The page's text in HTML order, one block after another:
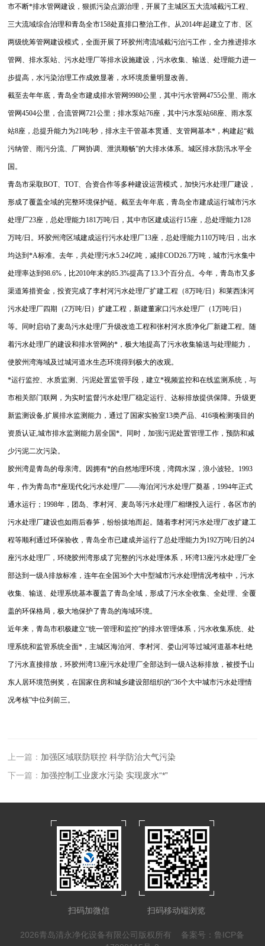
市不断*排水管网建设，狠抓污染点源治理，开展了主城区五大流域截污工程、
三大流域综合治理和青岛全市158处直排口整治工作。从2014年起建立了市、区
两级统筹管网建设模式，全面开展了环胶州湾流域截污治污工作，全力推进排水
管网、排水泵站、污水处理厂等排水设施建设，污水收集、输送、处理能力进一
步提高，水污染治理工作成效显著，水环境质量明显改善。
截至去年年底，青岛全市建成排水管网9980公里，其中污水管网4755公里、雨水
管网4504公里，合流管网721公里；排水泵站76座，其中污水泵站68座、雨水泵
站8座，总提升能力为21吨/秒，排水主干管基本贯通、支管网基本*，构建起“截
污纳管、雨污分流、厂网协调、泄洪顺畅”的大排水体系。城区排水防汛水平全
国。
青岛市采取BOT、TOT、合资合作等多种建设运营模式，加快污水处理厂建设，
形成了覆盖全域的完整环境保护链。截至去年年底，青岛全市建成运行城市污水
处理厂23座，总处理能力181万吨/日，其中市区建成运行15座，总处理能力128
万吨/日。环胶州湾区域建成运行污水处理厂13座，总处理能力110万吨/日，出水
均达到*A标准。去年，共处理污水5.24亿吨，减排COD26.7万吨，城市污水集中
处理率达到98.6%，比2010年末的85.3%提高了13.3个百分点。今年，青岛市又多
渠道筹措资金，投资完成了李村河污水处理厂扩建工程（8万吨/日）和莱西洙河
污水处理厂四期（2万吨/日）扩建工程，新建董家口污水处理厂（1万吨/日）
等。同时启动了麦岛污水处理厂升级改造工程和张村河水质净化厂新建工程。随
着污水处理厂的建设和排水管网的*，极大地提高了污水收集输送与处理能力，
使胶州湾海域及过城河道水生态环境得到极大的改观。
*运行监控、水质监测、污泥处置监管手段，建立*视频监控和在线监测系统，与
市相关部门联网，为实时监督污水处理厂稳定运行、达标排放提供保障。升级更
新监测设备,扩展排水监测能力，通过了国家实验室13类产品、416项检测项目的
资质认证,城市排水监测能力居全国*。同时，加强污泥处置管理工作，预防和减
少污泥二次污染。
胶州湾是青岛的母亲湾。因拥有*的自然地理环境，湾阔水深，浪小波轻。1993
年，作为青岛市*座现代化污水处理厂——海泊河污水处理厂奠基，1994年正式
通水运行；1998年，团岛、李村河、麦岛等污水处理厂相继投入运行，各区市的
污水处理厂建设也如雨后春笋，纷纷拔地而起。随着李村河污水处理厂改扩建工
程等顺利通过环保验收，青岛全市已建成并运行了总处理能力为192万吨/日的24
座污水处理厂，环绕胶州湾形成了完整的污水处理体系，环湾13座污水处理厂全
部达到一级A排放标准，连年在全国36个大中型城市污水处理情况考核中，污水
收集、输送、处理系统基本覆盖了青岛全域，形成了污水全收集、全处理、全覆
盖的环保格局，极大地保护了青岛的海域环境。
近年来，青岛市积极建立“统一管理和监控”的排水管理体系，污水收集系统、处
理系统和监管系统全面*，主城区海泊河、李村河、娄山河等过城河道基本杜绝
了污水直接排放，环胶州湾13座污水处理厂全部达到一级A达标排放，被授予山
东人居环境范例奖，在国家住房和城乡建设部组织的“36个大中城市污水处理情
况考核”中位列前三。
上一篇： 加强区域联防联控 科学防治大气污染
下一篇： 加强控制工业废水污染 实现废水“*”
扫码加微信 扫码移动端浏览
2026青岛清永净化设备有限公司版权所有 备案号：鲁ICP备